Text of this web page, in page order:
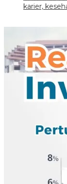
karier,